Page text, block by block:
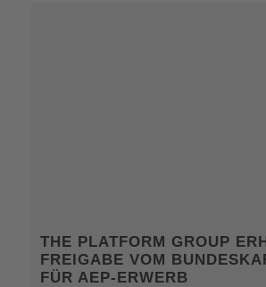
THE PLATFORM GROUP
FREIGABE VOM
FÜR AEP-ERWERB